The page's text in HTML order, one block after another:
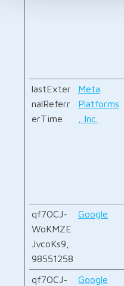
lastExter
nalReferr
erTime
Meta
Platforms
, Inc.
qf7OCJ-
WoKMZE
JvcoKs9,
98551258
Google
qf7OCJ-
Google